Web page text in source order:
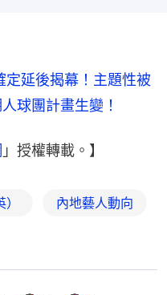
延後揭幕！主題性被
球團計畫生變！
」授權轉載。】
內地藝人動向